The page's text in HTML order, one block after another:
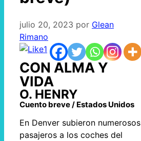
julio 20, 2023 por Glean
Rimano
1
CON ALMA Y
VIDA
O. HENRY
Cuento breve / Estados Unidos
En Denver subieron numerosos
pasajeros a los coches del